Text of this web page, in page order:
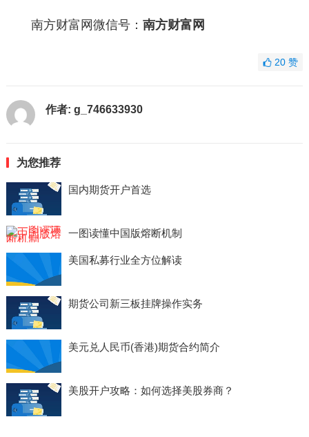
南方财富网微信号： 南方财富网
20赞
作者: g_746633930
为您推荐
国内期货开户首选
一图读懂中国版熔断机制
美国私募行业全方位解读
期货公司新三板挂牌操作实务
美元兑人民币(香港)期货合约简介
美股开户攻略：如何选择美股券商？